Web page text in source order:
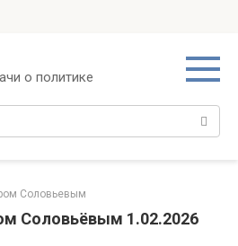
о политике
Соловьевым
Соловьёвым 1.02.2026